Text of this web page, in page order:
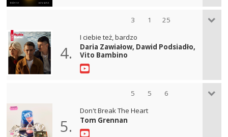
3 1 25
4.
I ciebie też, bardzo
Daria Zawiałow, Dawid Podsiadło,
Vito Bambino
5 5 6
5.
Don't Break The Heart
Tom Grennan